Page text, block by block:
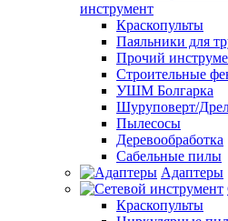
инструмент
Краскопульты
Паяльники для
Прочий
Строительные
УШМ Болгарка
Шуруповерт/
Пылесосы
Деревообработка
Сабельные пилы
Адаптеры
Краскопульты